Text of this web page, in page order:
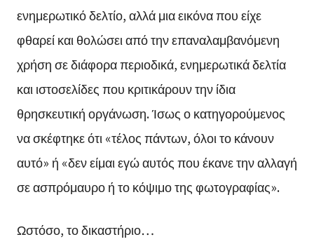
ενημερωτικό δελτίο, αλλά μια εικόνα που είχε
φθαρεί και θολώσει από την επαναλαμβανόμενη
χρήση σε διάφορα περιοδικά, ενημερωτικά δελτία
και ιστοσελίδες που κριτικάρουν την ίδια
θρησκευτική οργάνωση. Ίσως ο κατηγορούμενος
να σκέφτηκε ότι «τέλος πάντων, όλοι το κάνουν
αυτό» ή «δεν είμαι εγώ αυτός που έκανε την αλλαγή
σε ασπρόμαυρο ή το κόψιμο της φωτογραφίας».
Ωστόσο, το δικαστήριο…